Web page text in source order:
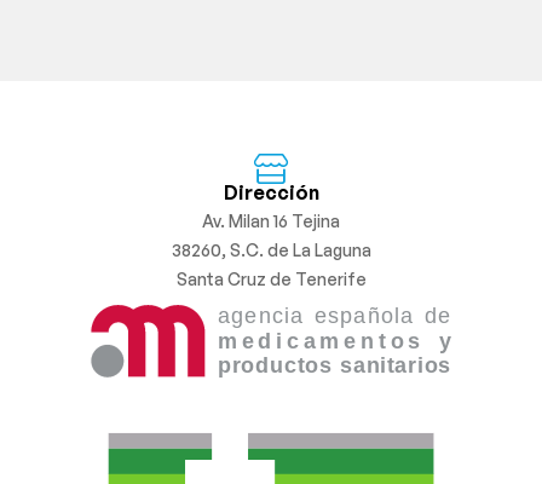
Dirección
Av. Milan 16 Tejina
38260, S.C. de La Laguna
Santa Cruz de Tenerife